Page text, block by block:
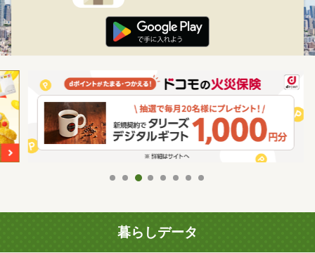
暮らしデータ